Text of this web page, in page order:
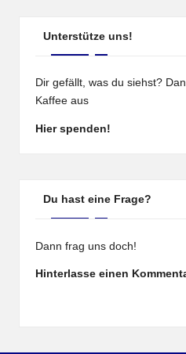
Unterstütze uns!
Dir gefällt, was du siehst?
Kaffee aus
Hier spenden!
Du hast eine Frage?
Dann frag uns doch!
Hinterlasse einen